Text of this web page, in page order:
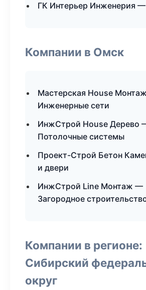
ГК Интерьер Инженерия
Компании в Омск
Мастерская House
Инженерные сети
ИнжСтрой House Дерево
Потолочные системы
Проект-Строй Бетон
и двери
ИнжСтрой Line Монтаж —
Загородное
Компании в регионе:
Сибирский
округ